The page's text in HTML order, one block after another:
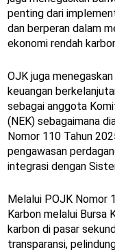
penting dari
dan berperan dalam
ekonomi rendah
OJK juga
keuangan
sebagai anggota
(NEK) sebagaimana
Nomor 110 Tahun
pengawasan
integrasi dengan
Melalui POJK Nomor
Karbon melalui Bursa
karbon di pasar
transparansi,